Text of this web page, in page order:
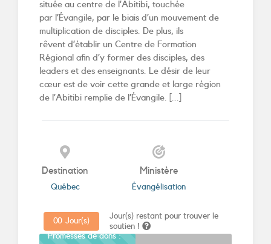
située au centre de l’Abitibi, touchée
par l’Évangile, par le biais d’un mouvement de
multiplication de disciples. De plus, ils
rêvent d’établir un Centre de Formation
Régional afin d’y former des disciples, des
leaders et des enseignants. Le désir de leur
cœur est de voir cette grande et large région
de l’Abitibi remplie de l’Évangile. [...]
Destination
Québec
Ministère
Évangélisation
Jour(s) restant pour trouver le
soutien !
00 Jour(s)
Promesses de dons :